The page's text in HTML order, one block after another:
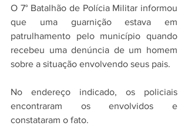
O 7° Batalhão de Polícia Militar informou
que uma guarnição estava em
patrulhamento pelo município quando
recebeu uma denúncia de um homem
sobre a situação envolvendo seus pais.
No endereço indicado, os policiais
encontraram os envolvidos e
constataram o fato.